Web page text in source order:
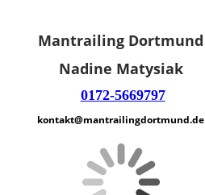
Mantrailing Dortmund
Nadine Matysiak
0172-5669797
kontakt@mantrailingdortmund.de